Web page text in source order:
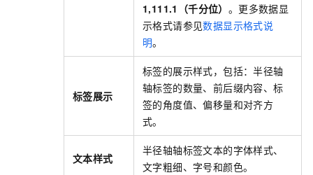
1,111.1（千分位） 。更多数据显
示格式请参见数据显示格式说
明。
标签展示
标签的展示样式，包括：半径轴
轴标签的数量、前后缀内容、标
签的角度值、偏移量和对齐方
式。
文本样式
半径轴轴标签文本的字体样式、
文字粗细、字号和颜色。